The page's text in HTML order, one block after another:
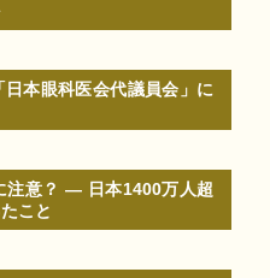
本眼科医会代議員会」に
注意？ ― 日本1400万人超
こと